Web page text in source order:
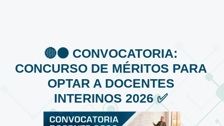
🔴⚫️ CONVOCATORIA:
CONCURSO DE MÉRITOS PARA
OPTAR A DOCENTES
INTERINOS 2026 ✅